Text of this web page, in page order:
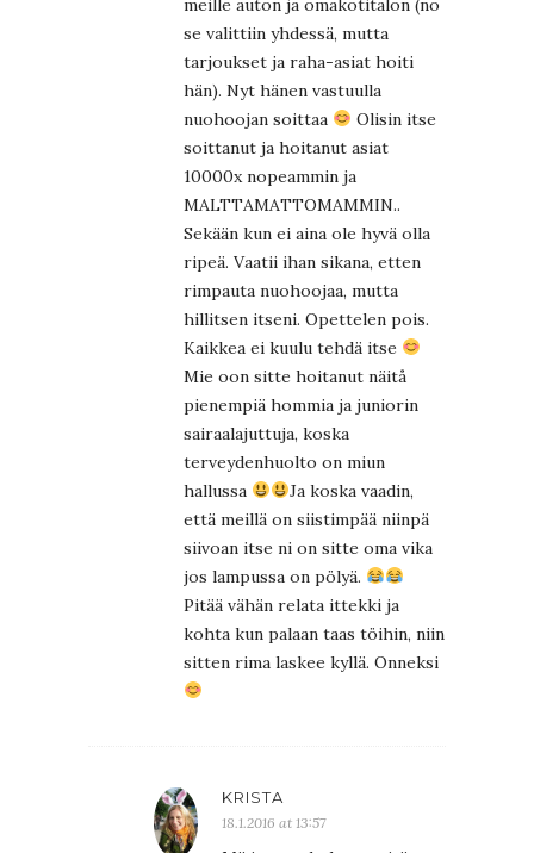
meille auton ja omakotitalon (no
se valittiin yhdessä, mutta
tarjoukset ja raha-asiat hoiti
hän). Nyt hänen vastuulla
nuohoojan soittaa
Olisin itse
soittanut ja hoitanut asiat
10000x nopeammin ja
MALTTAMATTOMAMMIN..
Sekään kun ei aina ole hyvä olla
ripeä. Vaatii ihan sikana, etten
rimpauta nuohoojaa, mutta
hillitsen itseni. Opettelen pois.
Kaikkea ei kuulu tehdä itse
Mie oon sitte hoitanut näitå
pienempiä hommia ja juniorin
sairaalajuttuja, koska
terveydenhuolto on miun
hallussa
Ja koska vaadin,
että meillä on siistimpää niinpä
siivoan itse ni on sitte oma vika
jos lampussa on pölyä.
Pitää vähän relata ittekki ja
kohta kun palaan taas töihin, niin
sitten rima laskee kyllä. Onneksi
KRISTA
18.1.2016 at 13:57